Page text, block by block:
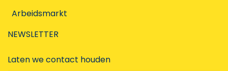
Arbeidsmarkt
NEWSLETTER
Laten we contact houden